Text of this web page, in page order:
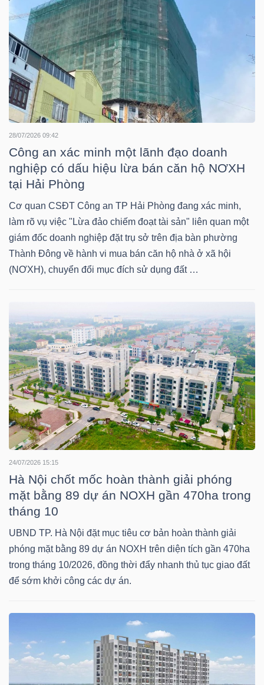
28/07/2026 09:42
Công an xác minh một lãnh đạo doanh
nghiệp có dấu hiệu lừa bán căn hộ NƠXH
tại Hải Phòng
Cơ quan CSĐT Công an TP Hải Phòng đang xác minh,
làm rõ vụ việc "Lừa đảo chiếm đoạt tài sản" liên quan một
giám đốc doanh nghiệp đặt trụ sở trên địa bàn phường
Thành Đông về hành vi mua bán căn hộ nhà ở xã hội
(NƠXH), chuyển đổi mục đích sử dụng đất …
24/07/2026 15:15
Hà Nội chốt mốc hoàn thành giải phóng
mặt bằng 89 dự án NOXH gần 470ha trong
tháng 10
UBND TP. Hà Nội đặt mục tiêu cơ bản hoàn thành giải
phóng mặt bằng 89 dự án NOXH trên diện tích gần 470ha
trong tháng 10/2026, đồng thời đẩy nhanh thủ tục giao đất
để sớm khởi công các dự án.
YẾU
TIÊU
DÙNG
THIẾT
SỨC
KHỎE
TÀI
CHÍNH
CÔNG
NGHỆ
THÔNG
TIN
DỊCH
VỤ
TRUYỀN
THÔNG
TIỆN